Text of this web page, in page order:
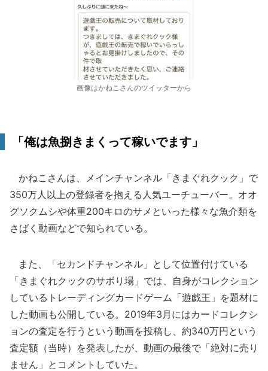
画像はかねこさんのツイッターから
「俺は魚捌きまくって稼いでます」
かねこさんは、メインチャンネル「きまぐれクック」で
350万人以上の登録者を抱える人気ユーチューバー。オオ
グソクムシや体重200キロのサメといった様々な魚介類を
さばく動画などで知られている。
また、「セカンドチャンネル」として位置付けている
「きまぐれクックのサボり場」では、自身がコレクション
しているトレーディングカードゲーム「遊戯王」を題材に
した動画も公開している。2019年3月にはカードコレクシ
ョンの査定を行うという動画を投稿し、約340万円という
査定額（当時）を発表したが、動画の最後で「絶対に売り
ません」とコメントしていた。